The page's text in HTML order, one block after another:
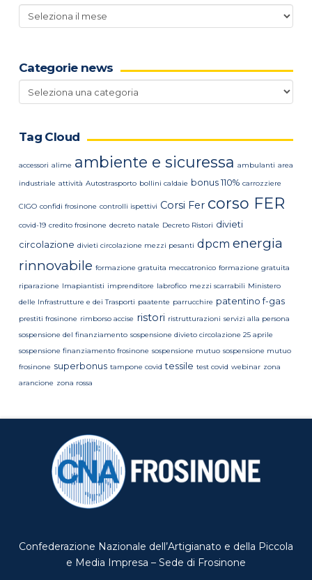
Archivio
news
Categorie news
Categorie
news
Tag Cloud
accessori alime ambiente e sicuressa ambulanti area
industriale attività Autostrasporto bollini caldaie bonus 110% carrozziere
CIGO confidi frosinone controlli ispettivi Corsi Fer corso FER
covid-19 credito frosinone decreto natale Decreto Ristori divieti
circolazione divieti circolazione mezzi pesanti dpcm energia
rinnovabile formazione gratuita meccatronico formazione gratuita
riparazione Imapiantisti imprenditore labrofico mezzi scarrabili Ministero
delle Infrastrutture e dei Trasporti paatente parrucchire patentino f-gas
prestiti frosinone rimborso accise ristori ristrutturazioni servizi alla persona
sospensione del finanziamento sospensione divieto circolazione 25 aprile
sospensione finanziamento frosinone sospensione mutuo sospensione mutuo
frosinone superbonus tampone covid tessile test covid webinar zona
arancione zona rossa
Confederazione Nazionale dell’Artigianato e della Piccola
e Media Impresa – Sede di Frosinone